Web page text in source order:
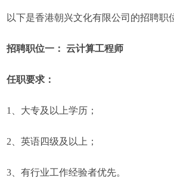
以下是香港朝兴文化有限公司的招聘职
招聘职位一： 云计算工程师
任职要求：
1、大专及以上学历；
2、英语四级及以上；
3、有行业工作经验者优先。